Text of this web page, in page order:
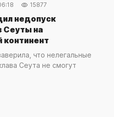
15877
недопуск
Сеуты на
континент
что нелегальные
Сеута не смогут